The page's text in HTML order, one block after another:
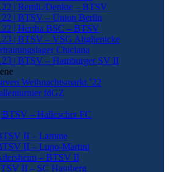
| Remli./Denkte – BTSV
| BTSV – Union Berlin
| Hertha BSC – BTSV
| BTSV – VSG Altglienicke
Chiclana
| BTSV – Hamburger SV II
Weihnachtsmarkt ’22
fdGZ
BTSV – Hallescher FC
II – Lamme
II – Lupo-Martini
– BTSV II
II – SC Hainberg